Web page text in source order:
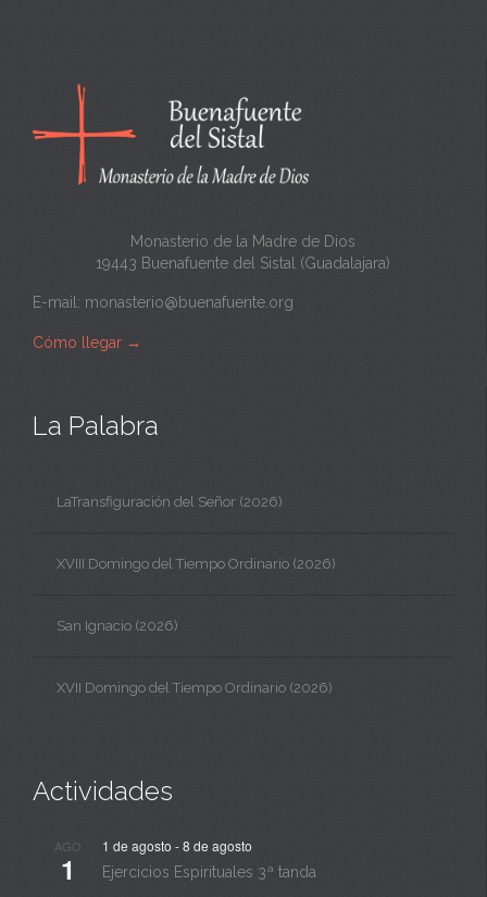
n
a
Monasterio de la Madre de Dios
19443 Buenafuente del Sistal (Guadalajara)
E-mail: monasterio@buenafuente.org
Cómo llegar →
La Palabra
LaTransfiguración del Señor (2026)
XVIII Domingo del Tiempo Ordinario (2026)
San Ignacio (2026)
XVII Domingo del Tiempo Ordinario (2026)
Actividades
AGO
1
1 de agosto -8 de agosto
Ejercicios Espirituales 3ª tanda